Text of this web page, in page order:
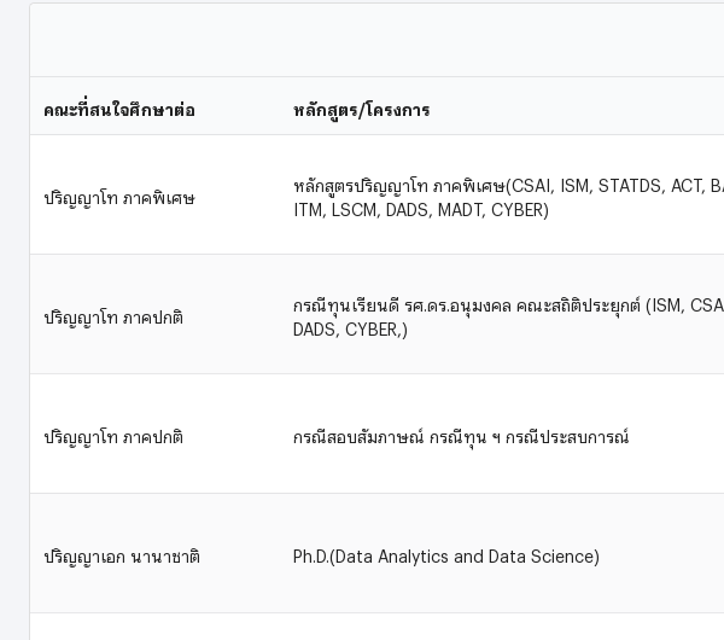
คณะที่สนใจศึกษาต่อ หลักสูตร/โครงการ
ปริญญาโท ภาคพิเศษ
หลักสูตรปริญญาโท ภาคพิเศษ(CSAI, ISM, STATDS, ACT,
ITM, LSCM, DADS, MADT, CYBER)
ปริญญาโท ภาคปกติ
กรณีทุนเรียนดี รศ.ดร.อนุมงคล คณะสถิติประยุกต์ (ISM,
DADS, CYBER,)
ปริญญาโท ภาคปกติ กรณีสอบสัมภาษณ์ กรณีทุน ฯ กรณีประสบการณ์
ปริญญาเอก นานาชาติ Ph.D.(Data Analytics and Data Science)